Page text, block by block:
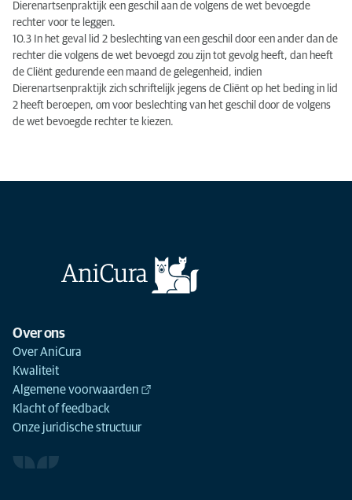
Dierenartsenpraktijk een geschil aan de volgens de wet bevoegde
rechter voor te leggen.
10.3 In het geval lid 2 beslechting van een geschil door een ander dan de
rechter die volgens de wet bevoegd zou zijn tot gevolg heeft, dan heeft
de Cliënt gedurende een maand de gelegenheid, indien
Dierenartsenpraktijk zich schriftelijk jegens de Cliënt op het beding in lid
2 heeft beroepen, om voor beslechting van het geschil door de volgens
de wet bevoegde rechter te kiezen.
Over ons
Over AniCura
Kwaliteit
Algemene voorwaarden
Klacht of feedback
Onze juridische structuur